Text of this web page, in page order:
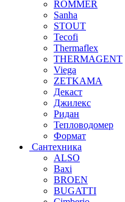
ROMMER
Sanha
STOUT
Tecofi
Thermaflex
THERMAGENT
Viega
ZETKAMA
Декаст
Джилекс
Ридан
Тепловодомер
Формат
Сантехника
ALSO
Baxi
BROEN
BUGATTI